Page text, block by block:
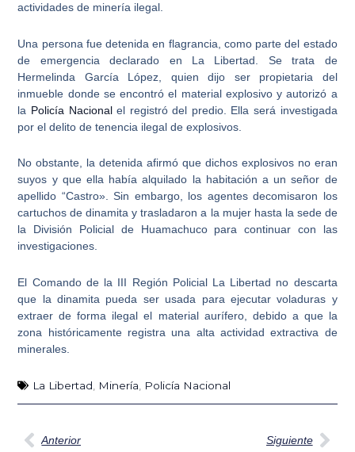
actividades de minería ilegal.
Una persona fue detenida en flagrancia, como parte del estado
de emergencia declarado en La Libertad. Se trata de
Hermelinda García López, quien dijo ser propietaria del
inmueble donde se encontró el material explosivo y autorizó a
la Policía Nacionalel registró del predio. Ella será investigada
por el delito de tenencia ilegal de explosivos.
No obstante, la detenida afirmó que dichos explosivos no eran
suyos y que ella había alquilado la habitación a un señor de
apellido “Castro». Sin embargo, los agentes decomisaron los
cartuchos de dinamita y trasladaron a la mujer hasta la sede de
la División Policial de Huamachuco para continuar con las
investigaciones.
El Comando de la III Región Policial La Libertad no descarta
que la dinamita pueda ser usada para ejecutar voladuras y
extraer de forma ilegal el material aurífero, debido a que la
zona históricamente registra una alta actividad extractiva de
minerales.
La Libertad Minería Policía Nacional
Ant
Anterior Siguiente